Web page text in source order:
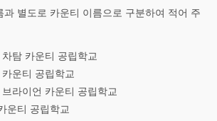
과 별도로 카운티 이름으로 구분하여 적어 주
탐 카운티 공립학교
운티 공립학교
라이언 카운티 공립학교
운티 공립학교